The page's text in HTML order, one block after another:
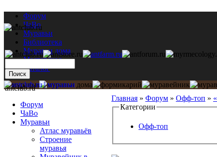
Форум
ЧаВо
Муравьи
Библиотека
Муравьи дома
Мастерская
Каталог
Главная » Форум » Офф-топ »
Категории
Офф-топ
antclub.ru
Форум
ЧаВо
Муравьи
Атлас муравьёв
Строение
муравья